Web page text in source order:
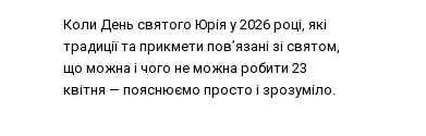
Коли День святого Юрія у 2026 році, які
традиції та прикмети пов’язані зі святом,
що можна і чого не можна робити 23
квітня — пояснюємо просто і зрозуміло.